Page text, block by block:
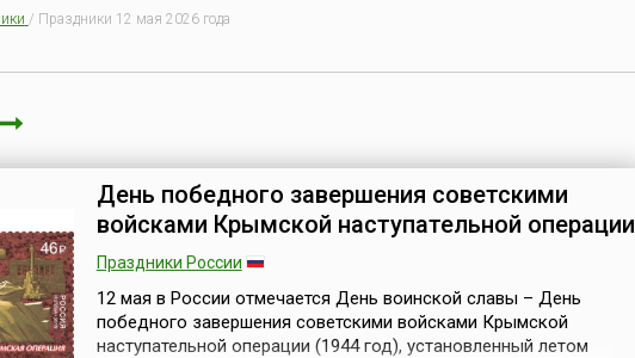
/ Праздники 12 мая 2026 года
День победного завершения советскими
войсками Крымской наступательной операции
Праздники России
12 мая в России отмечается День воинской славы – День
победного завершения советскими войсками Крымской
наступательной операции (1944 год), установленный летом